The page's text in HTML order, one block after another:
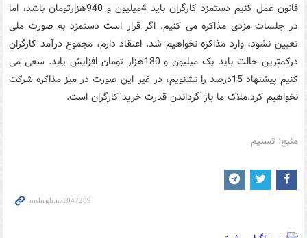
قانون عمل کنیم دستمزد کارگران باید 4میلیون و 940هزارتومان باشد، اما
در جلسات مزدی مذاکره می کنیم. اگر قرار است دستمزد به صورت ملی
تعیین نشود، وارد مذاکره نخواهیم شد. اعتقاد دارم، مجموع درآمد کارگران
درکمترین حالت باید یک میلیون و 180هزار تومان افزایش یابد. سعی می
کنیم پیشنهاد 15درصد را نشنویم، در غیر این صورت در میز مذاکره شرکت
نخواهیم کرد.ملاک ما باز گرداندن قدرت خرید کارگران است.
منبع: تسنیم